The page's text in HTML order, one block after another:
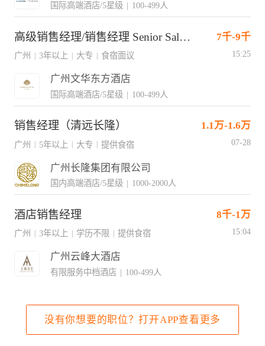
国际高端酒店/5星级 | 100-499人
高级销售经理/销售经理 Senior Sales Manager/Sales Manager 7千-9千
广州 3年以上 大专 食宿面议 15:25
广州文华东方酒店
国际高端酒店/5星级 | 100-499人
销售经理（清远长隆） 1.1万-1.6万
广州 5年以上 大专 提供食宿 07-28
广州长隆集团有限公司
国内高端酒店/5星级 | 1000-2000人
酒店销售经理 8千-1万
广州 3年以上 学历不限 提供食宿 15:04
广州云峰大酒店
有限服务中档酒店 | 100-499人
没有你想要的职位？打开APP查看更多